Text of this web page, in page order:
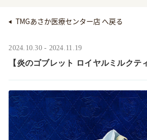
TMGあさか医療センター店 へ戻る
2024.10.30 - 2024.11.19
【炎のゴブレット ロイヤルミルクテ